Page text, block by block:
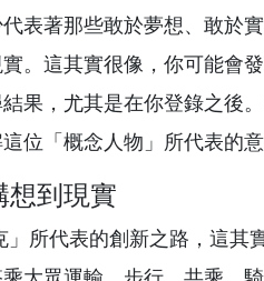
表著那些敢於夢想、敢於
。這其實很像，你可能會
果，尤其是在你登錄之後
位「概念人物」所代表的
想到現實
」所代表的創新之路，這